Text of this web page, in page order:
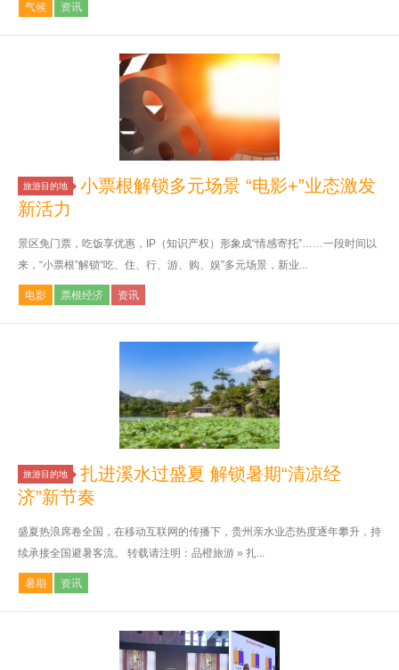
气候 资讯
旅游目的地
小票根解锁多元场景 “电影+”业态激发
新活力
景区免门票，吃饭享优惠，IP（知识产权）形象成“情感寄托”……一段时间以
来，“小票根”解锁“吃、住、行、游、购、娱”多元场景，新业...
电影 票根经济 资讯
旅游目的地
扎进溪水过盛夏 解锁暑期“清凉经
济”新节奏
盛夏热浪席卷全国，在移动互联网的传播下，贵州亲水业态热度逐年攀升，持
续承接全国避暑客流。 转载请注明：品橙旅游 » 扎...
暑期 资讯